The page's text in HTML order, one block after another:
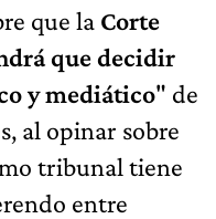
que la Corte
que decidir
y mediático" de
al opinar sobre
tribunal tiene
entre